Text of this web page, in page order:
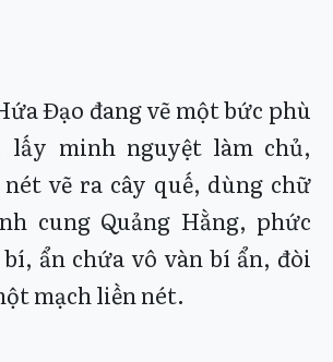
Đạo đang vẽ một bức phù
lấy minh nguyệt làm chủ,
vẽ ra cây quế, dùng chữ
cung Quảng Hằng, phức
ẩn chứa vô vàn bí ẩn, đòi
mạch liền nét.